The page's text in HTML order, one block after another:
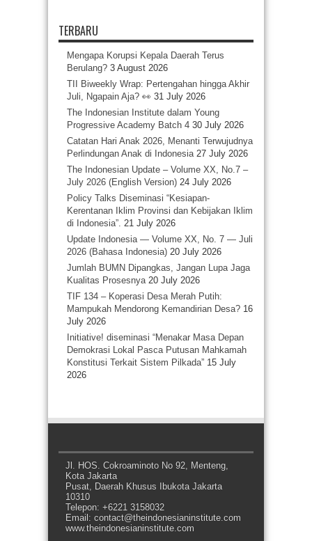
TERBARU
Mengapa Korupsi Kepala Daerah Terus
Berulang? 3 August 2026
TII Biweekly Wrap: Pertengahan hingga Akhir
Juli, Ngapain Aja? 👀 31 July 2026
The Indonesian Institute dalam Young
Progressive Academy Batch 4 30 July 2026
Catatan Hari Anak 2026, Menanti Terwujudnya
Perlindungan Anak di Indonesia 27 July 2026
The Indonesian Update – Volume XX, No.7 –
July 2026 (English Version) 24 July 2026
Policy Talks Diseminasi “Kesiapan-
Kerentanan Iklim Provinsi dan Kebijakan Iklim
di Indonesia”. 21 July 2026
Update Indonesia — Volume XX, No. 7 — Juli
2026 (Bahasa Indonesia) 20 July 2026
Jumlah BUMN Dipangkas, Jangan Lupa Jaga
Kualitas Prosesnya 20 July 2026
TIF 134 – Koperasi Desa Merah Putih:
Mampukah Mendorong Kemandirian Desa? 16
July 2026
Initiative! diseminasi “Menakar Masa Depan
Demokrasi Lokal Pasca Putusan Mahkamah
Konstitusi Terkait Sistem Pilkada” 15 July
2026
Jl. HOS. Cokroaminoto No 92, Menteng,
Kota Jakarta
Pusat, Daerah Khusus Ibukota Jakarta
10310
Telepon: +6221 3158032
Email: contact@theindonesianinstitute.com
www.theindonesianinstitute.com